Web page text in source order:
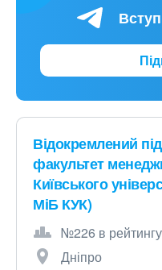
Відокремлений
факультет
Київського
МіБ КУК)
№226 в рейтингу
Дніпро